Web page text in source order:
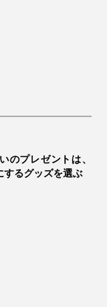
のプレゼントは、
するグッズを選ぶ